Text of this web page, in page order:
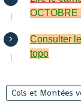
OCTOBRE
Consulter
topo
Cols et Montées